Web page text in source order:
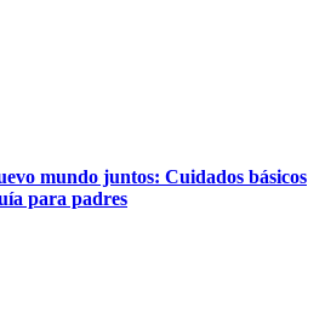
mundo juntos: Cuidados básicos
para padres